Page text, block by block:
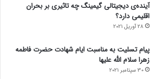
آینده‌ی دیجیتالی گیمینگ چه تاثیری بر بحران
اقلیمی دارد؟
28 آوریل 2021
پیام تسلیت به مناسبت ایام شهادت حضرت فاطمه
زهرا سلام الله علیها
30 سپتامبر 2021